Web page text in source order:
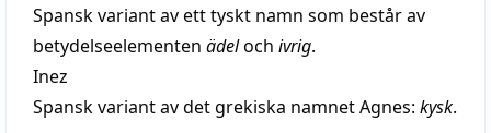
Spansk variant av ett tyskt namn som består av
betydelseelementen ädeloch ivrig.
Inez
Spansk variant av det grekiska namnet Agnes: kysk.